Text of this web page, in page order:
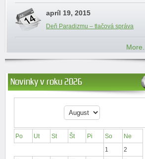
apríl 19, 2015
Deň Paradizmu – tlačová správa
More...
Novinky v roku 2026
Po Ut St Št Pi So
Ne
1
2